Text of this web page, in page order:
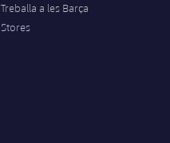
Treballa a les Barça
Stores